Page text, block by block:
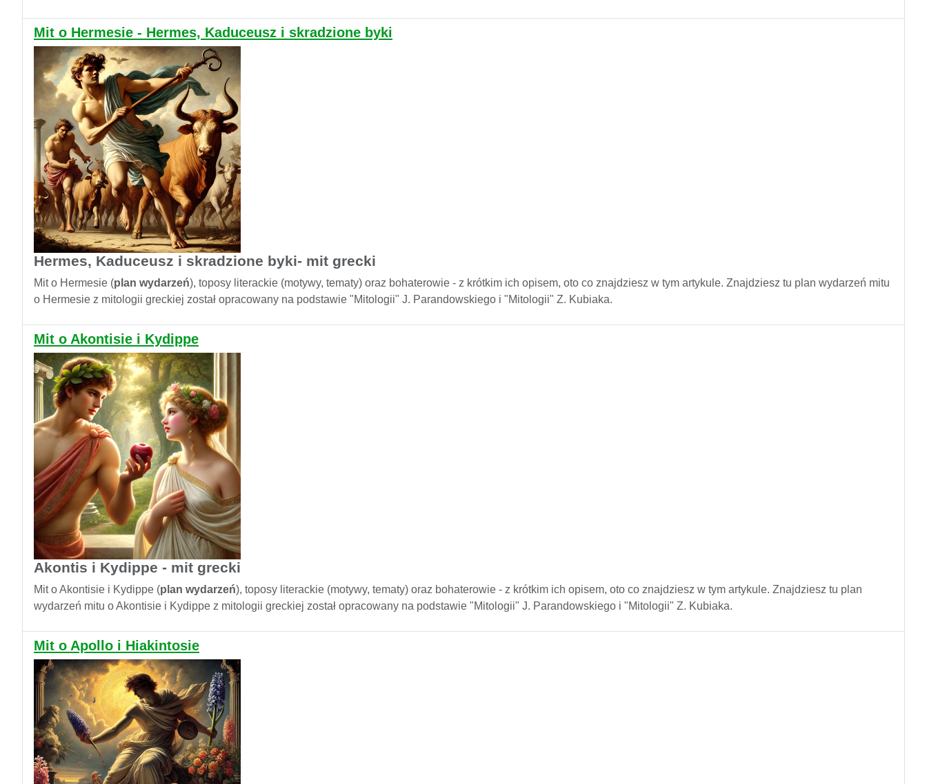
Mit o Hermesie - Hermes, Kaduceusz i skradzione byki
Hermes, Kaduceusz i skradzione byki- mit grecki
Mit o Hermesie (plan wydarzeń), toposy literackie (motywy, tematy) oraz bohaterowie - z krótkim ich opisem, oto co znajdziesz w tym artykule. Znajdziesz tu plan wydarzeń mitu
o Hermesie z mitologii greckiej został opracowany na podstawie "Mitologii" J. Parandowskiego i "Mitologii" Z. Kubiaka.
Mit o Akontisie i Kydippe
Akontis i Kydippe - mit grecki
Mit o Akontisie i Kydippe (plan wydarzeń), toposy literackie (motywy, tematy) oraz bohaterowie - z krótkim ich opisem, oto co znajdziesz w tym artykule. Znajdziesz tu plan
wydarzeń mitu o Akontisie i Kydippe z mitologii greckiej został opracowany na podstawie "Mitologii" J. Parandowskiego i "Mitologii" Z. Kubiaka.
Mit o Apollo i Hiakintosie